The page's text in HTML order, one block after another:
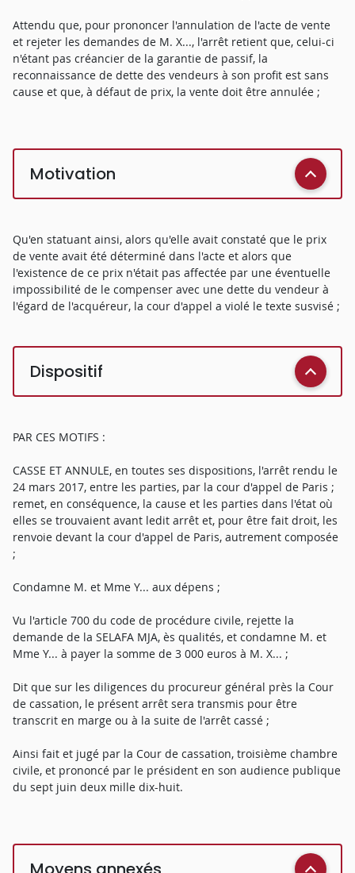
Attendu que, pour prononcer l'annulation de l'acte de vente
et rejeter les demandes de M. X..., l'arrêt retient que, celui-ci
n'étant pas créancier de la garantie de passif, la
reconnaissance de dette des vendeurs à son profit est sans
cause et que, à défaut de prix, la vente doit être annulée ;
Motivation
Qu'en statuant ainsi, alors qu'elle avait constaté que le prix
de vente avait été déterminé dans l'acte et alors que
l'existence de ce prix n'était pas affectée par une éventuelle
impossibilité de le compenser avec une dette du vendeur à
l'égard de l'acquéreur, la cour d'appel a violé le texte susvisé ;
Dispositif
PAR CES MOTIFS :
CASSE ET ANNULE, en toutes ses dispositions, l'arrêt rendu le
24 mars 2017, entre les parties, par la cour d'appel de Paris ;
remet, en conséquence, la cause et les parties dans l'état où
elles se trouvaient avant ledit arrêt et, pour être fait droit, les
renvoie devant la cour d'appel de Paris, autrement composée
;
Condamne M. et Mme Y... aux dépens ;
Vu l'article 700 du code de procédure civile, rejette la
demande de la SELAFA MJA, ès qualités, et condamne M. et
Mme Y... à payer la somme de 3 000 euros à M. X... ;
Dit que sur les diligences du procureur général près la Cour
de cassation, le présent arrêt sera transmis pour être
transcrit en marge ou à la suite de l'arrêt cassé ;
Ainsi fait et jugé par la Cour de cassation, troisième chambre
civile, et prononcé par le président en son audience publique
du sept juin deux mille dix-huit.